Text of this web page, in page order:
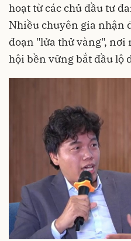
hoạt từ các chủ đầu tư
Nhiều chuyên gia nhận
đoạn "lửa thử vàng",
hội bền vững bắt đầu lộ